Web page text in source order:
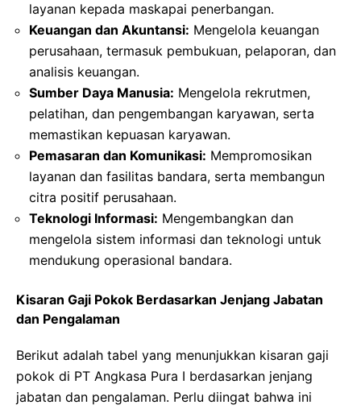
layanan kepada maskapai penerbangan.
Keuangan dan Akuntansi: Mengelola keuangan
perusahaan, termasuk pembukuan, pelaporan, dan
analisis keuangan.
Sumber Daya Manusia: Mengelola rekrutmen,
pelatihan, dan pengembangan karyawan, serta
memastikan kepuasan karyawan.
Pemasaran dan Komunikasi: Mempromosikan
layanan dan fasilitas bandara, serta membangun
citra positif perusahaan.
Teknologi Informasi: Mengembangkan dan
mengelola sistem informasi dan teknologi untuk
mendukung operasional bandara.
Kisaran Gaji Pokok Berdasarkan Jenjang Jabatan
dan Pengalaman
Berikut adalah tabel yang menunjukkan kisaran gaji
pokok di PT Angkasa Pura I berdasarkan jenjang
jabatan dan pengalaman. Perlu diingat bahwa ini